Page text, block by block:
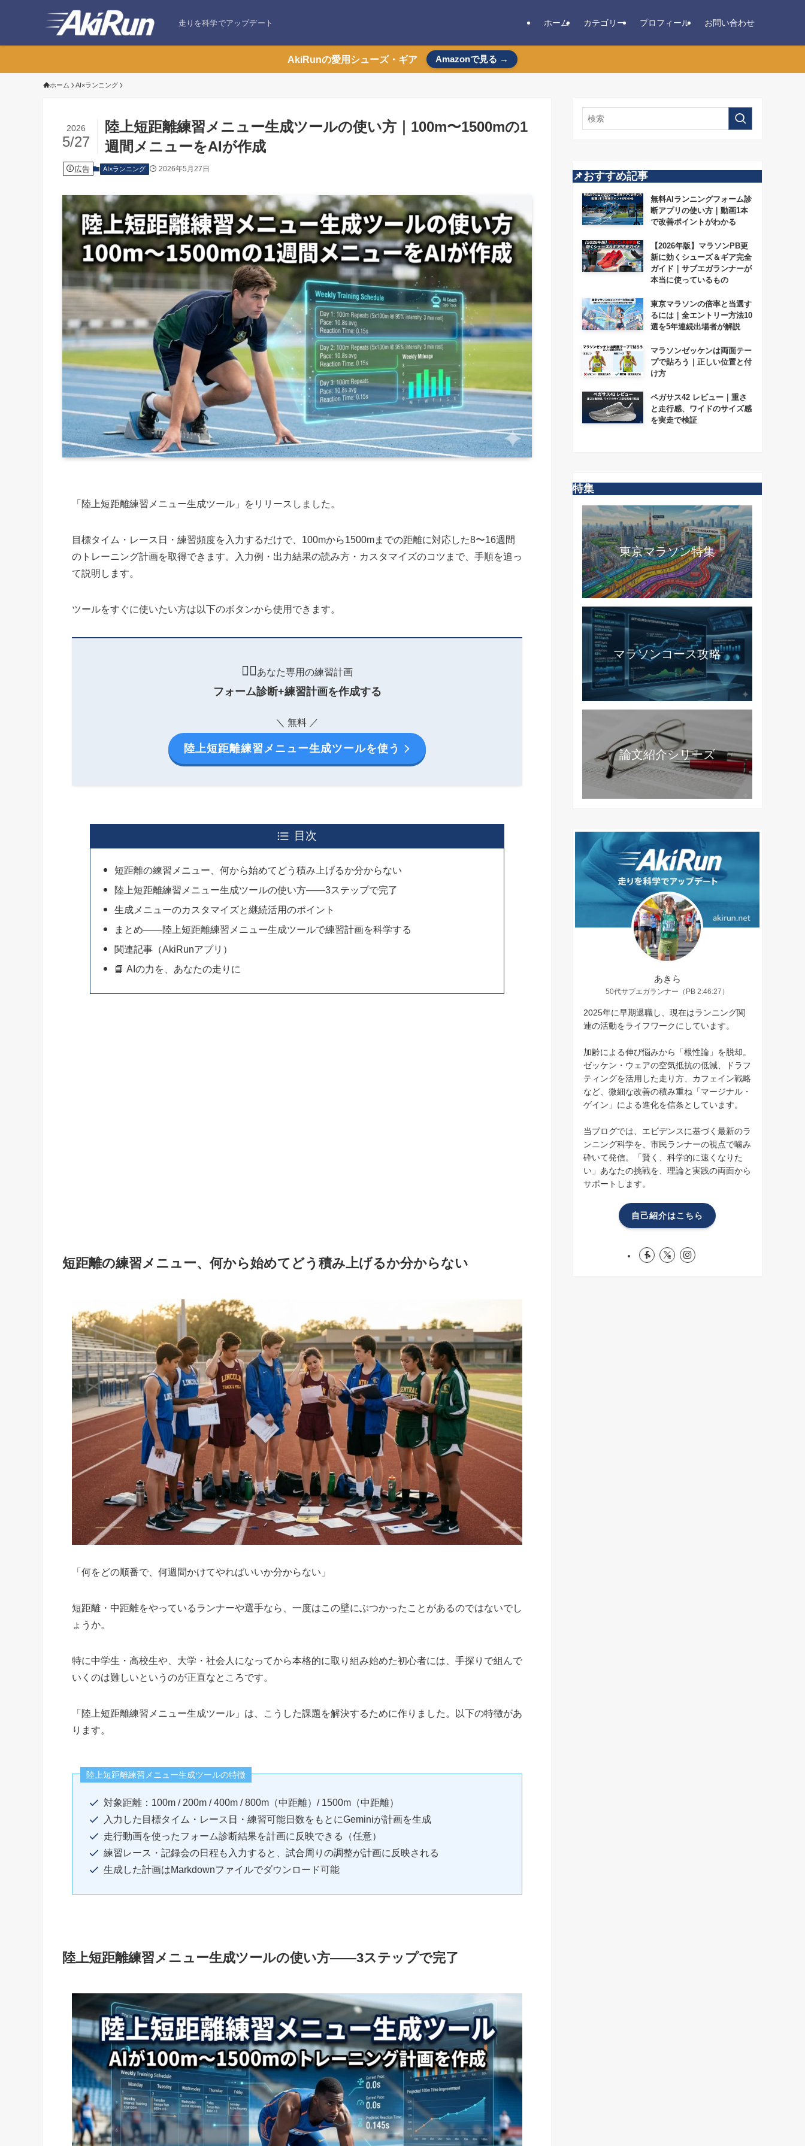
走りを科学でアップデート ホーム カテゴリー プロフィール お問い合わせ
AkiRunの愛用シューズ・ギア Amazonで見る →
ホーム AI×ランニング
陸上短距離練習メニュー生成ツールの使い方｜100m〜1500mの1
週間メニューをAIが作成
2026
5/27
広告 AI×ランニング 2026年5月27日
「陸上短距離練習メニュー生成ツール」をリリースしました。
目標タイム・レース日・練習頻度を入力するだけで、100mから1500mまでの距離に対応した8〜16週間
のトレーニング計画を取得できます。入力例・出力結果の読み方・カスタマイズのコツまで、手順を追っ
て説明します。
ツールをすぐに使いたい方は以下のボタンから使用できます。
🏃‍♂️ あなた専用の練習計画
フォーム診断+練習計画を作成する
＼ 無料 ／
陸上短距離練習メニュー生成ツールを使う
目次
短距離の練習メニュー、何から始めてどう積み上げるか分からない
陸上短距離練習メニュー生成ツールの使い方——3ステップで完了
生成メニューのカスタマイズと継続活用のポイント
まとめ——陸上短距離練習メニュー生成ツールで練習計画を科学する
関連記事（AkiRunアプリ）
📘 AIの力を、あなたの走りに
短距離の練習メニュー、何から始めてどう積み上げるか分からない
「何をどの順番で、何週間かけてやればいいか分からない」
短距離・中距離をやっているランナーや選手なら、一度はこの壁にぶつかったことがあるのではないでし
ょうか。
特に中学生・高校生や、大学・社会人になってから本格的に取り組み始めた初心者には、手探りで組んで
いくのは難しいというのが正直なところです。
「陸上短距離練習メニュー生成ツール」は、こうした課題を解決するために作りました。以下の特徴があ
ります。
陸上短距離練習メニュー生成ツールの特徴
対象距離：100m / 200m / 400m / 800m（中距離）/ 1500m（中距離）
入力した目標タイム・レース日・練習可能日数をもとにGeminiが計画を生成
走行動画を使ったフォーム診断結果を計画に反映できる（任意）
練習レース・記録会の日程も入力すると、試合周りの調整が計画に反映される
生成した計画はMarkdownファイルでダウンロード可能
陸上短距離練習メニュー生成ツールの使い方——3ステップで完了
📌おすすめ記事
無料AIランニングフォーム診
断アプリの使い方｜動画1本
で改善ポイントがわかる
【2026年版】マラソンPB更
新に効くシューズ＆ギア完全
ガイド｜サブエガランナーが
本当に使っているもの
東京マラソンの倍率と当選す
るには｜全エントリー方法10
選を5年連続出場者が解説
マラソンゼッケンは両面テー
プで貼ろう｜正しい位置と付
け方
ペガサス42 レビュー｜重さ
と走行感、ワイドのサイズ感
を実走で検証
特集
東京マラソン特集
マラソンコース攻略
論文紹介シリーズ
あきら
50代サブエガランナー（PB 2:46:27）
2025年に早期退職し、現在はランニング関
連の活動をライフワークにしています。
加齢による伸び悩みから「根性論」を脱却。
ゼッケン・ウェアの空気抵抗の低減、ドラフ
ティングを活用した走り方、カフェイン戦略
など、微細な改善の積み重ね「マージナル・
ゲイン」による進化を信条としています。
当ブログでは、エビデンスに基づく最新のラ
ンニング科学を、市民ランナーの視点で噛み
砕いて発信。「賢く、科学的に速くなりた
い」あなたの挑戦を、理論と実践の両面から
サポートします。
自己紹介はこちら